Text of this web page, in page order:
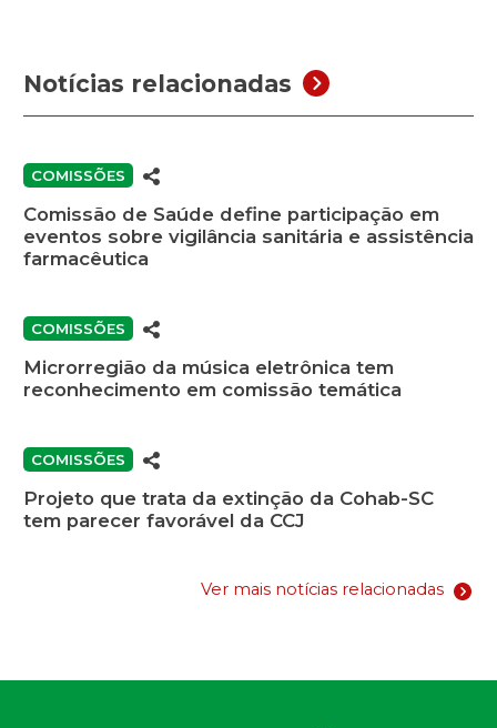
Notícias relacionadas
COMISSÕES
Comissão de Saúde define participação em
eventos sobre vigilância sanitária e assistência
farmacêutica
COMISSÕES
Microrregião da música eletrônica tem
reconhecimento em comissão temática
COMISSÕES
Projeto que trata da extinção da Cohab-SC
tem parecer favorável da CCJ
Ver mais notícias relacionadas